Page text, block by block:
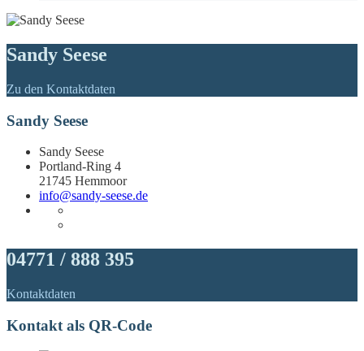
Sandy Seese
Zu den Kontaktdaten
Sandy Seese
Sandy Seese
Portland-Ring 4
21745 Hemmoor
info@sandy-seese.de
04771 / 888 395
Kontaktdaten
Kontakt als QR-Code